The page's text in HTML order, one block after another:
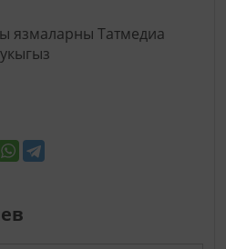
язмаларны Татмедиа
укыгыз